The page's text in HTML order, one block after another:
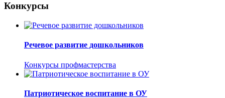
Конкурсы
Речевое развитие дошкольников
Конкурсы профмастерства
Патриотическое воспитание в ОУ